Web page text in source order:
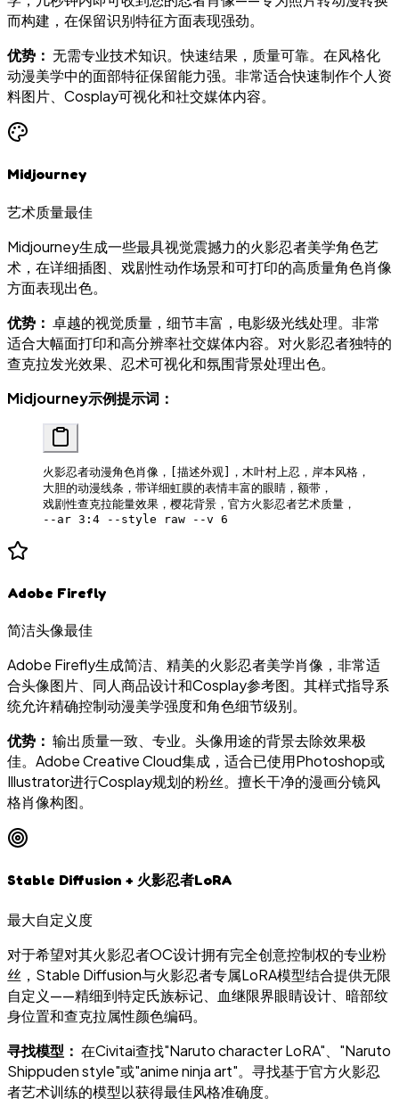
而构建，在保留识别特征方面表现强劲。
优势： 无需专业技术知识。快速结果，质量可靠。在风格化
动漫美学中的面部特征保留能力强。非常适合快速制作个人资
料图片、Cosplay可视化和社交媒体内容。
Midjourney
艺术质量最佳
Midjourney生成一些最具视觉震撼力的火影忍者美学角色艺
术，在详细插图、戏剧性动作场景和可打印的高质量角色肖像
方面表现出色。
优势： 卓越的视觉质量，细节丰富，电影级光线处理。非常
适合大幅面打印和高分辨率社交媒体内容。对火影忍者独特的
查克拉发光效果、忍术可视化和氛围背景处理出色。
Midjourney示例提示词：
火影忍者动漫角色肖像，[描述外观]，木叶村上忍，岸本风格，
大胆的动漫线条，带详细虹膜的表情丰富的眼睛，额带，
戏剧性查克拉能量效果，樱花背景，官方火影忍者艺术质量，
--ar 3:4 --style raw --v 6
Adobe Firefly
简洁头像最佳
Adobe Firefly生成简洁、精美的火影忍者美学肖像，非常适
合头像图片、同人商品设计和Cosplay参考图。其样式指导系
统允许精确控制动漫美学强度和角色细节级别。
优势： 输出质量一致、专业。头像用途的背景去除效果极
佳。Adobe Creative Cloud集成，适合已使用Photoshop或
Illustrator进行Cosplay规划的粉丝。擅长干净的漫画分镜风
格肖像构图。
Stable Diffusion + 火影忍者LoRA
最大自定义度
对于希望对其火影忍者OC设计拥有完全创意控制权的专业粉
丝，Stable Diffusion与火影忍者专属LoRA模型结合提供无限
自定义——精细到特定氏族标记、血继限界眼睛设计、暗部纹
身位置和查克拉属性颜色编码。
寻找模型： 在Civitai查找"Naruto character LoRA"、"Naruto
Shippuden style"或"anime ninja art"。寻找基于官方火影忍
者艺术训练的模型以获得最佳风格准确度。